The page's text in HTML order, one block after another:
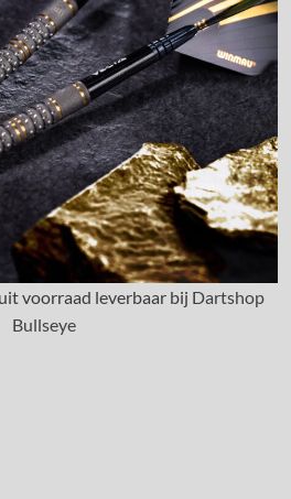
voorraad leverbaar bij Dartshop
Bullseye